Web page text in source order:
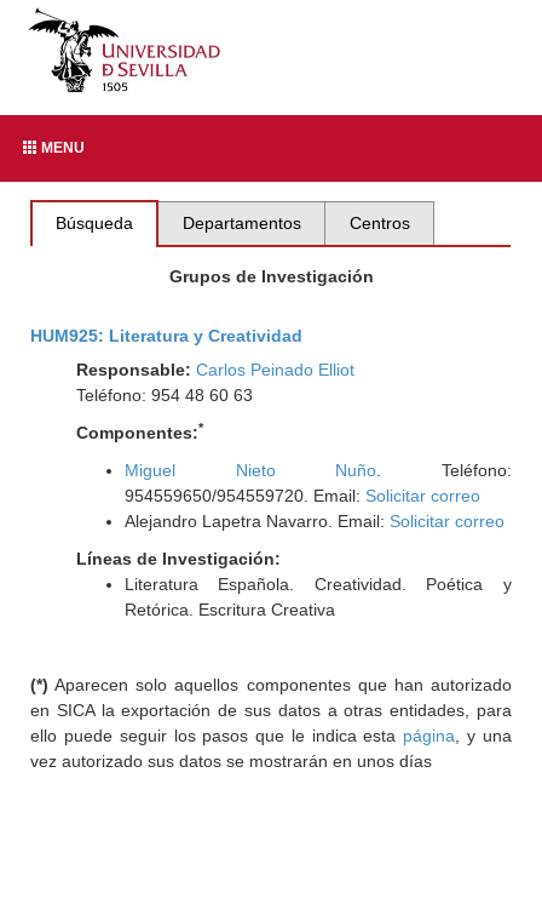
MENU
Búsqueda Departamentos Centros
Grupos de Investigación
HUM925: Literatura y Creatividad
Responsable: Carlos Peinado Elliot
Teléfono: 954 48 60 63
Componentes:*
Miguel Nieto Nuño . Teléfono:
954559650/954559720. Email: Solicitar correo
Alejandro Lapetra Navarro. Email: Solicitar correo
Líneas de Investigación:
Literatura Española. Creatividad. Poética y
Retórica. Escritura Creativa
(*) Aparecen solo aquellos componentes que han autorizado
en SICA la exportación de sus datos a otras entidades, para
ello puede seguir los pasos que le indica esta página , y una
vez autorizado sus datos se mostrarán en unos días